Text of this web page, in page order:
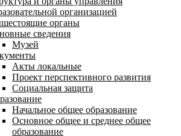
организацией
органы
сведения
Музей
Акты локальные
Проект перспективного развития
Социальная защита
Начальное общее образование
Основное общее и среднее общее
образование